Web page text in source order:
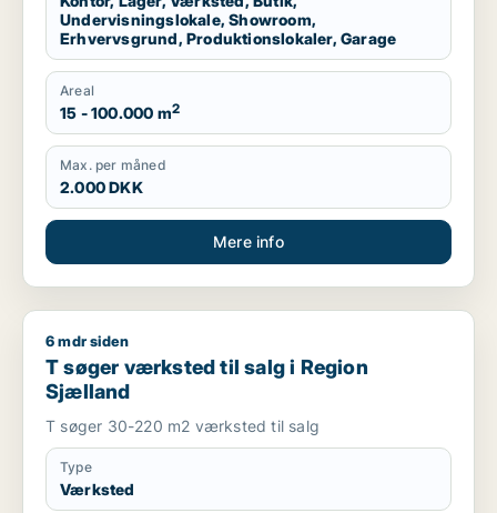
Undervisningslokale, Showroom,
Erhvervsgrund, Produktionslokaler, Garage
Areal
15 - 100.000 m2
Max. per måned
2.000 DKK
Mere info
T søger værksted til salg i Region Sjælland
6 mdr siden
T søger værksted til salg i Region
Sjælland
T søger 30-220 m2 værksted til salg
Type
Værksted